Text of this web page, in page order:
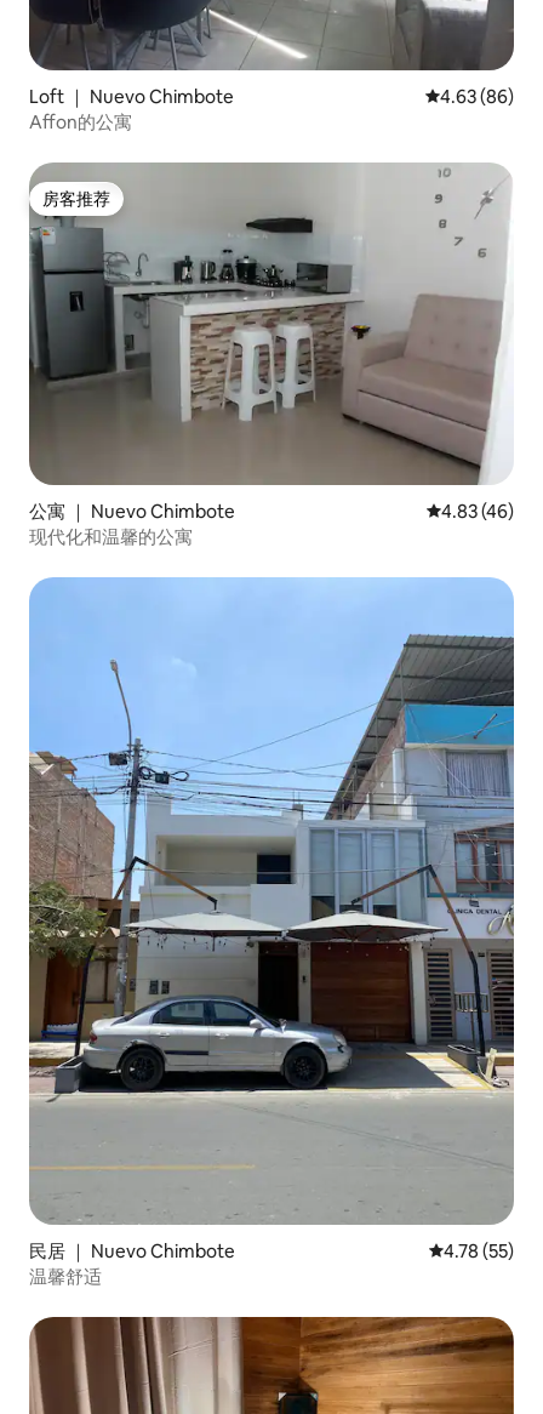
Loft ｜ Nuevo Chimbote 平均评分 4.63
4.63 (86)
Affon的公寓
房客推荐
房客推荐
公寓 ｜ Nuevo Chimbote 平均评分
4.83 (46)
现代化和温馨的公寓
民居 ｜ Nuevo Chimbote 平均评分
4.78 (55)
温馨舒适